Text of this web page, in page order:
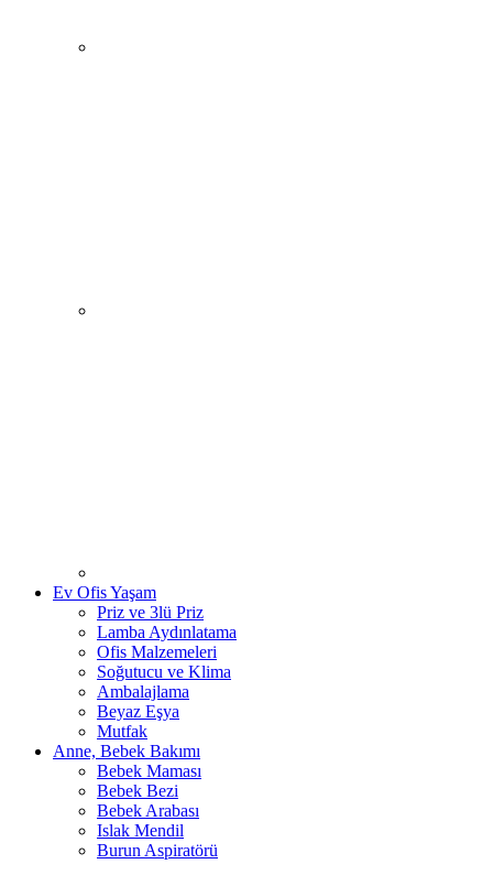
Ev Ofis Yaşam
Priz ve 3lü Priz
Lamba Aydınlatama
Ofis Malzemeleri
Soğutucu ve Klima
Ambalajlama
Beyaz Eşya
Mutfak
Anne, Bebek Bakımı
Bebek Maması
Bebek Bezi
Bebek Arabası
Islak Mendil
Burun Aspiratörü